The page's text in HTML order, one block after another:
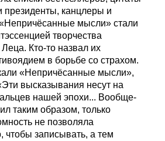
президенты, канцлеры и
мысли» стали
творчества
Кто-то назвал их
в борьбе со страхом.
«Непричёсанные мысли»,
высказывания несут на
нашей эпохи... Вообще-
таким образом, только
не позволяла
чтобы записывать, а тем